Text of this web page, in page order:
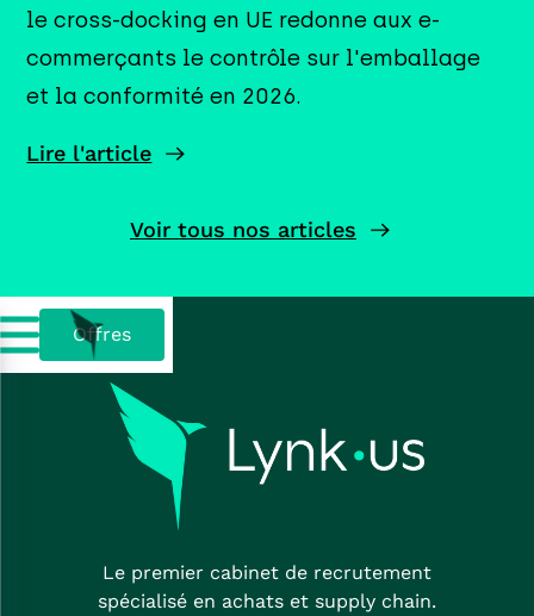
le cross-docking en UE redonne aux e-
commerçants le contrôle sur l'emballage
et la conformité en 2026.
Lire l'article
Voir tous nos articles
Offres
Le premier cabinet de recrutement
spécialisé en achats et supply chain.